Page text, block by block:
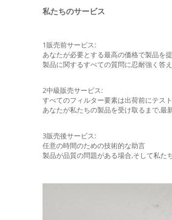
私たちのサービス
1販売前サービス:
あなたが必要とする最高の価格で製品を
製品に関するすべての質問に忍耐強く答
2中級販売サービス:
すべてのフィルター要素は出荷前にテス
あなたが私たちの製品を受け取るまで,最
3販売後サービス:
任意の時間のための技術的な助言
製品が品質の問題がある場合,そして私た